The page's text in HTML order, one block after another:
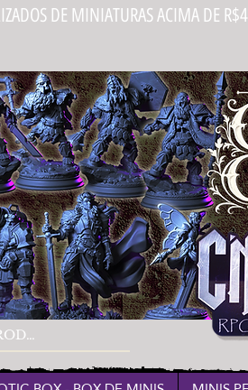
DE MINIATURAS ACIMA DE